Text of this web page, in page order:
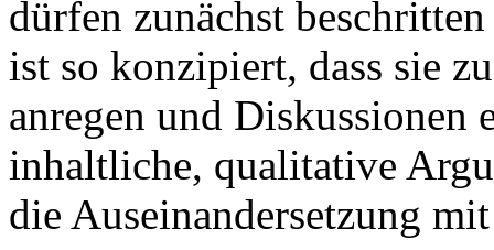
dürfen zunächst
ist so konzipiert, dass sie
anregen und
inhaltliche, qualitative
die Auseinandersetzung